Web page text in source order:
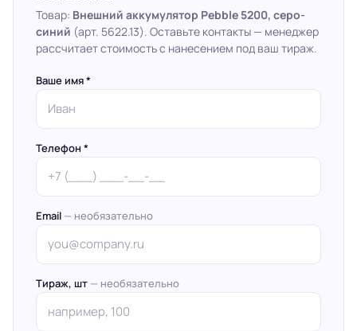
Товар: Внешний аккумулятор Pebble 5200, серо-
синий (арт. 5622.13). Оставьте контакты — менеджер
рассчитает стоимость с нанесением под ваш тираж.
Ваше имя *
Телефон *
Email — необязательно
Тираж, шт — необязательно